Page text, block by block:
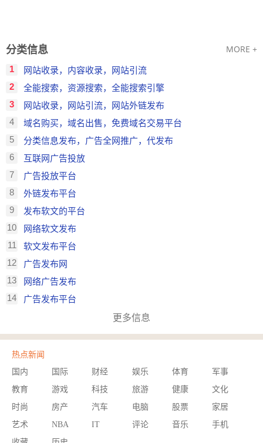
分类信息 MORE +
1 网站收录，内容收录，网站引流
2 全能搜索，资源搜索，全能搜索引擎
3 网站收录，网站引流，网站外链发布
4 域名购买，域名出售，免费域名交易平台
5 分类信息发布，广告全网推广，代发布
6 互联网广告投放
7 广告投放平台
8 外链发布平台
9 发布软文的平台
10 网络软文发布
11 软文发布平台
12 广告发布网
13 网络广告发布
14 广告发布平台
更多信息
热点新闻
国内 国际 财经 娱乐 体育
军事
教育
游戏 科技 旅游 健康
文化
时尚
房产 汽车 电脑 股票
家居
艺术
NBA IT 评论 音乐
手机